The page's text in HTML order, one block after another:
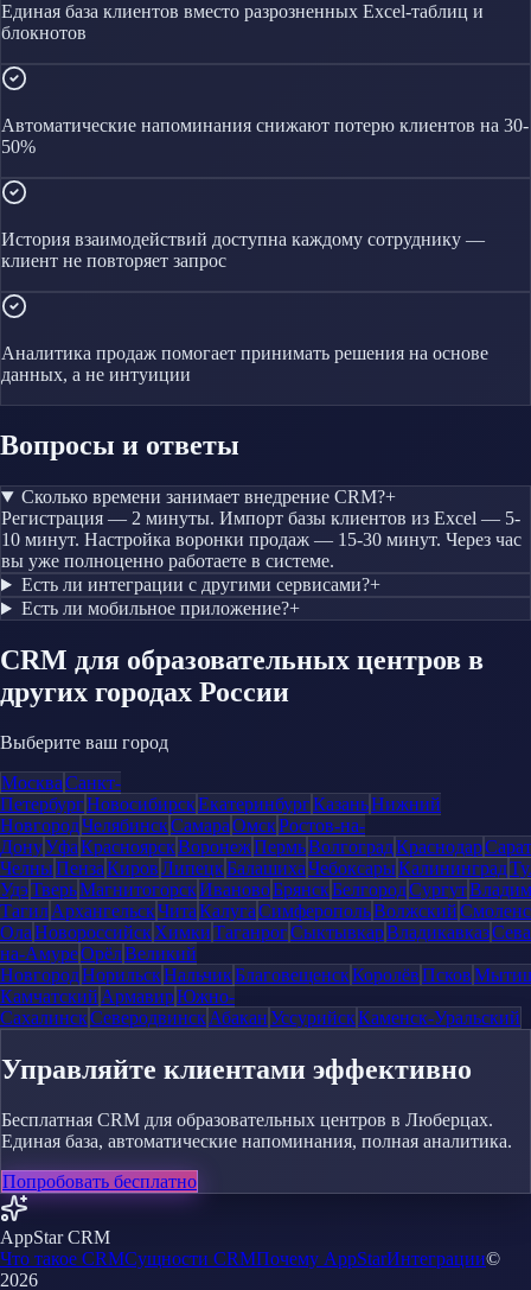
Единая база клиентов вместо разрозненных Excel-таблиц и
блокнотов
Автоматические напоминания снижают потерю клиентов на 30-
50%
История взаимодействий доступна каждому сотруднику —
клиент не повторяет запрос
Аналитика продаж помогает принимать решения на основе
данных, а не интуиции
Вопросы и ответы
Сколько времени занимает внедрение CRM?+
Регистрация — 2 минуты. Импорт базы клиентов из Excel — 5-
10 минут. Настройка воронки продаж — 15-30 минут. Через час
вы уже полноценно работаете в системе.
Есть ли интеграции с другими сервисами?+
Есть ли мобильное приложение?+
CRM для образовательных центров в
других городах России
Выберите ваш город
МоскваСанкт-
ПетербургНовосибирскЕкатеринбургКазаньНижний
НовгородЧелябинскСамараОмскРостов-на-
ДонуУфаКрасноярскВоронежПермьВолгоградКраснодар
ЧелныПензаКировЛипецкБалашихаЧебоксарыКалининград
УдэТверьМагнитогорскИвановоБрянскБелгородСургут
ТагилАрхангельскЧитаКалугаСимферопольВолжский
ОлаНовороссийскХимкиТаганрогСыктывкарВладикавказ
на-АмуреОрёлВеликий
НовгородНорильскНальчикБлаговещенскКоролёвПсков
Камчатский АрмавирЮжно-
СахалинскСеверодвинскАбаканУссурийскКаменск-Уральский
Управляйте клиентами эффективно
Бесплатная CRM для образовательных центров в Люберцах.
Единая база, автоматические напоминания, полная аналитика.
Попробовать бесплатно
AppStar CRM
Что такое CRMСущности CRMПочему AppStarИнтеграции©
2026